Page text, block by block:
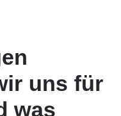
uns für
was